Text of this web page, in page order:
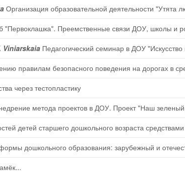
Организация образовательной деятельности "Утята
"Первоклашка". Преемственные связи ДОУ, школы и
Viniarskaia Педагогический семинар в ДОУ "Искусство
правилам безопасного поведения на дорогах в
через тестопластику
метода проектов в ДОУ. Проект "Наш
детей старшего дошкольного возраста средствами
дошкольного образования: зарубежный и